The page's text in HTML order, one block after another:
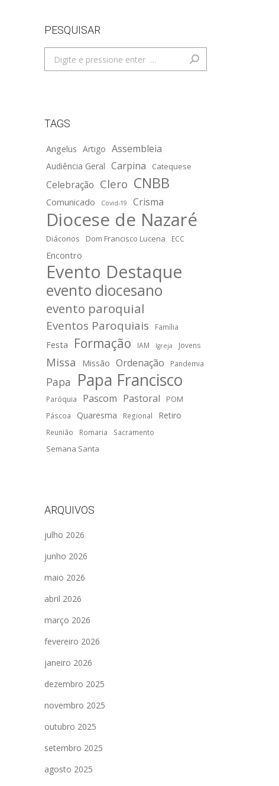
PESQUISAR
Search:
TAGS
Angelus Artigo Assembleia
Audiência Geral Carpina Catequese
Celebração Clero CNBB
Comunicado Covid-19 Crisma
Diocese de Nazaré
Diáconos Dom Francisco Lucena ECC
Encontro
Evento Destaque
evento diocesano
evento paroquial
Eventos Paroquiais Família
Festa Formação IAM Igreja Jovens
Missa Missão Ordenação Pandemia
Papa Papa Francisco
Paróquia Pascom Pastoral POM
Páscoa Quaresma Regional Retiro
Reunião Romaria Sacramento
Semana Santa
ARQUIVOS
julho 2026
junho 2026
maio 2026
abril 2026
março 2026
fevereiro 2026
janeiro 2026
dezembro 2025
novembro 2025
outubro 2025
setembro 2025
agosto 2025